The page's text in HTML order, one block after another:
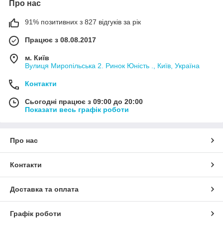
Про нас
91% позитивних з 827 відгуків за рік
Працює з 08.08.2017
м. Київ
Вулиця Миропільська 2. Ринок Юність ., Київ, Україна
Контакти
Сьогодні працює з 09:00 до 20:00
Показати весь графік роботи
Про нас
Контакти
Доставка та оплата
Графік роботи